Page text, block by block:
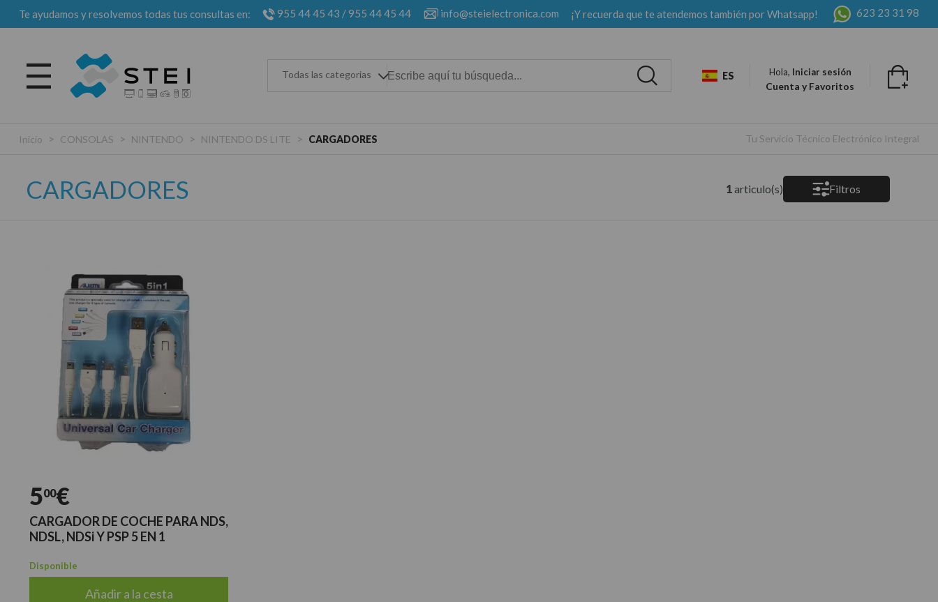
Te ayudamos y resolvemos todas tus consultas en: 955 44 45 43 /955 44 45 44 info@steielectronica.com ¡Y recuerda que te atendemos también por Whatsapp! 623 23 31 98
Todas las categorias ES Hola, Iniciar sesión
Cuenta y Favoritos
Inicio > CONSOLAS > NINTENDO > NINTENDO DS LITE > CARGADORES Tu Servicio Técnico Electrónico Integral
CARGADORES 1articulo(s) Filtros
500€
CARGADOR DE COCHE PARA NDS,
NDSL, NDSi Y PSP 5 EN 1
Disponible
Añadir a la cesta